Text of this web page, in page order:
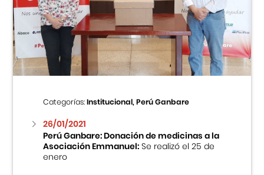
Categorías:Institucional, Perú Ganbare
26/01/2021
Perú Ganbare: Donación de medicinas a la
Asociación Emmanuel:Se realizó el 25 de
enero